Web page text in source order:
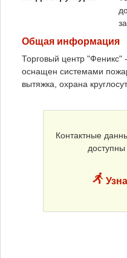
Общая информация
Торговый центр "Феникс"
оснащен системами
вытяжка, охрана
Контактные